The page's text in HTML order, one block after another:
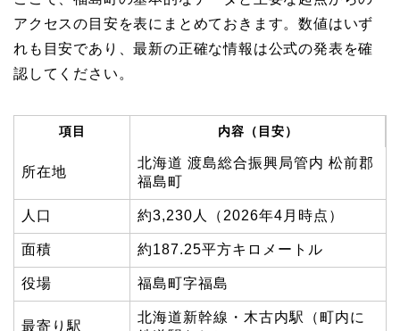
アクセスの目安を表にまとめておきます。数値はいず
れも目安であり、最新の正確な情報は公式の発表を確
認してください。
項目 内容（目安）
所在地
北海道 渡島総合振興局管内 松前郡
福島町
人口 約3,230人（2026年4月時点）
面積 約187.25平方キロメートル
役場 福島町字福島
最寄り駅
北海道新幹線・木古内駅（町内に